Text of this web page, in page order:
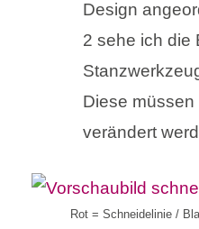
Design
2 sehe ich die
Diese
verändert
Rot = Schneidelinie /